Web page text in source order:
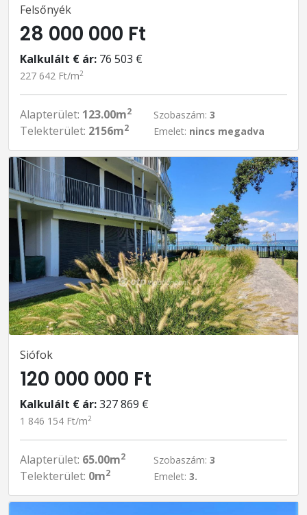
Felsőnyék
28 000 000 Ft
Kalkulált € ár: 76 503 €
227 642 Ft/m2
Alapterület: 123.00m2
Telekterület: 2156m2
Szobaszám: 3
Emelet: nincs megadva
Siófok
120 000 000 Ft
Kalkulált € ár:327 869 €
1 846 154 Ft/m2
Alapterület: 65.00m2
Telekterület: 0m2
Szobaszám: 3
Emelet: 3.